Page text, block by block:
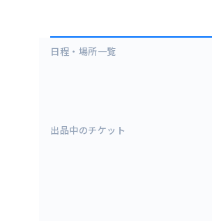
日程・場所一覧
出品中のチケット